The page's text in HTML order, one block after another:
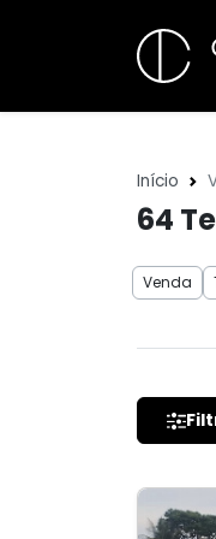
Início
64
Venda